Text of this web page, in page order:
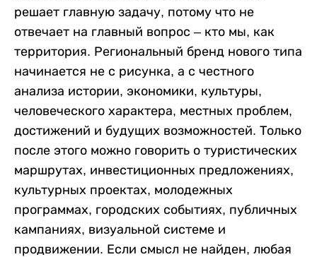
решает главную задачу, потому что не
отвечает на главный вопрос – кто мы, как
территория. Региональный бренд нового типа
начинается не с рисунка, а с честного
анализа истории, экономики, культуры,
человеческого характера, местных проблем,
достижений и будущих возможностей. Только
после этого можно говорить о туристических
маршрутах, инвестиционных предложениях,
культурных проектах, молодежных
программах, городских событиях, публичных
кампаниях, визуальной системе и
продвижении. Если смысл не найден, любая